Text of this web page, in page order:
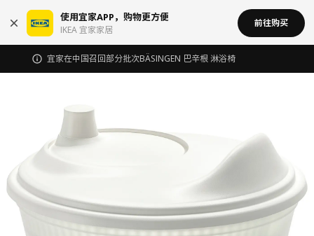
使用宜家APP，购物更方便
IKEA 宜家家居
前往购买
宜家在中国召回部分批次BÄSINGEN 巴辛根 淋浴椅